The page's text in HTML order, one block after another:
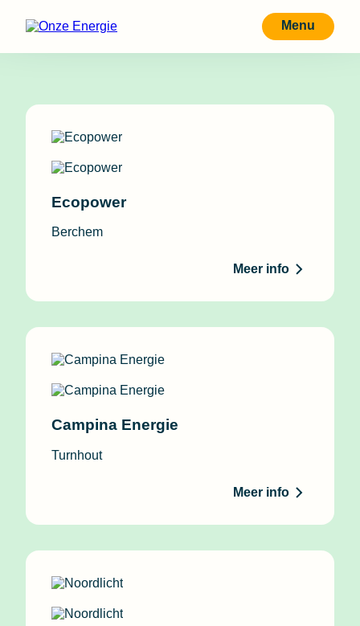
Menu
Ecopower
Berchem
Meer info
Campina Energie
Turnhout
Meer info